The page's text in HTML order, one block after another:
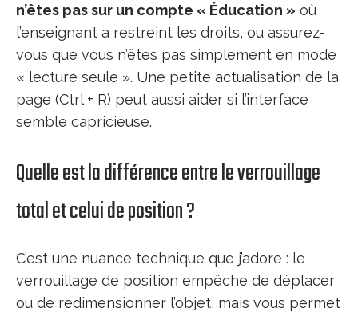
n’êtes pas sur un compte « Éducation » où
l’enseignant a restreint les droits, ou assurez-
vous que vous n’êtes pas simplement en mode
« lecture seule ». Une petite actualisation de la
page (Ctrl + R) peut aussi aider si l’interface
semble capricieuse.
Quelle est la différence entre le verrouillage
total et celui de position ?
C’est une nuance technique que j’adore : le
verrouillage de position empêche de déplacer
ou de redimensionner l’objet, mais vous permet